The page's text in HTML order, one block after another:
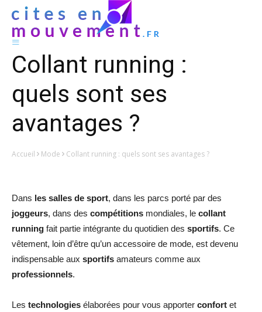
Collant running :
quels sont ses
avantages ?
Accueil Mode Collant running : quels sont ses avantages ?
Dans les salles de sport, dans les parcs porté par des
joggeurs, dans des compétitions mondiales, le collant
running fait partie intégrante du quotidien des sportifs. Ce
vêtement, loin d’être qu’un accessoire de mode, est devenu
indispensable aux sportifs amateurs comme aux
professionnels.
Les technologies élaborées pour vous apporter confort et